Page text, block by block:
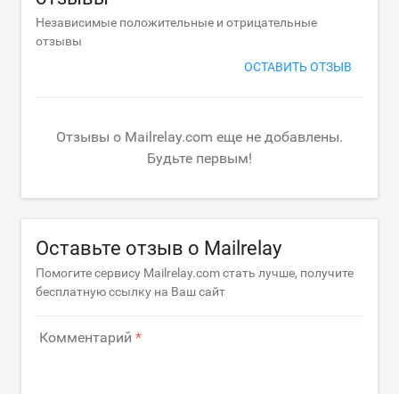
Независимые положительные и отрицательные
отзывы
ОСТАВИТЬ ОТЗЫВ
Отзывы о Mailrelay.com еще не добавлены.
Будьте первым!
Оставьте отзыв о Mailrelay
Помогите сервису Mailrelay.com стать лучше, получите
бесплатную ссылку на Ваш сайт
Комментарий